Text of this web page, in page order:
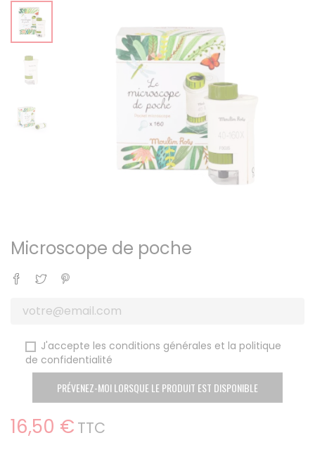
Microscope de poche
Partager
Tweet
J'accepte les conditions générales et la politique
de confidentialité
PRÉVENEZ-MOI LORSQUE LE PRODUIT EST DISPONIBLE
16,50 € TTC